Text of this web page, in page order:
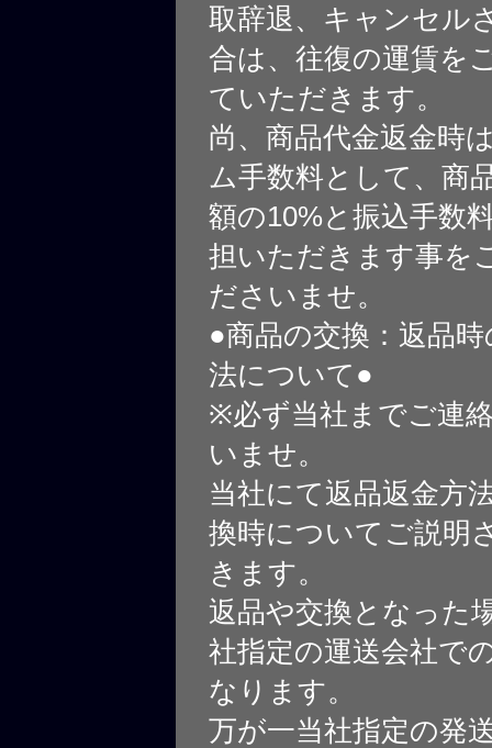
取辞退、キャンセル
合は、往復の運賃を
ていただきます。
尚、商品代金返金時
ム手数料として、商
額の10%と振込手数
担いただきます事を
ださいませ。
●商品の交換：返品
法について●
※必ず当社までご連
いませ。
当社にて返品返金方
換時についてご説明
きます。
返品や交換となった
社指定の運送会社で
なります。
万が一当社指定の発